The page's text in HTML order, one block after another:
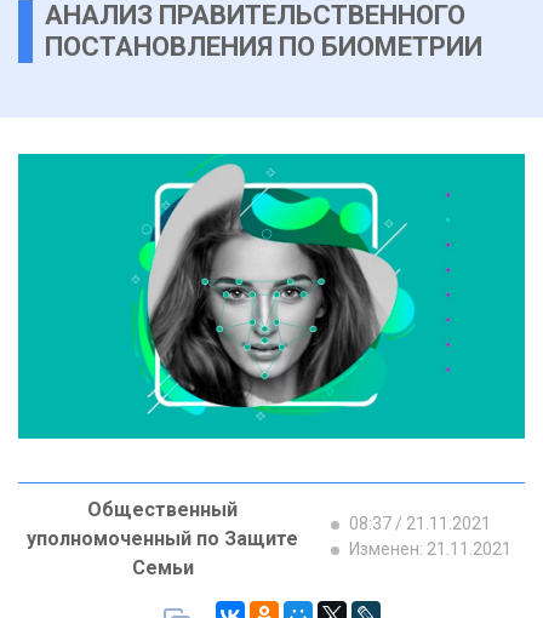
АНАЛИЗ ПРАВИТЕЛЬСТВЕННОГО
ПОСТАНОВЛЕНИЯ ПО БИОМЕТРИИ
Общественный
уполномоченный по Защите
Семьи
08:37 / 21.11.2021
Изменен: 21.11.2021